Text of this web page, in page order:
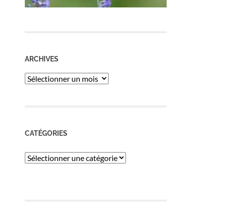
ARCHIVES
ARCHIVES
CATÉGORIES
Catégories